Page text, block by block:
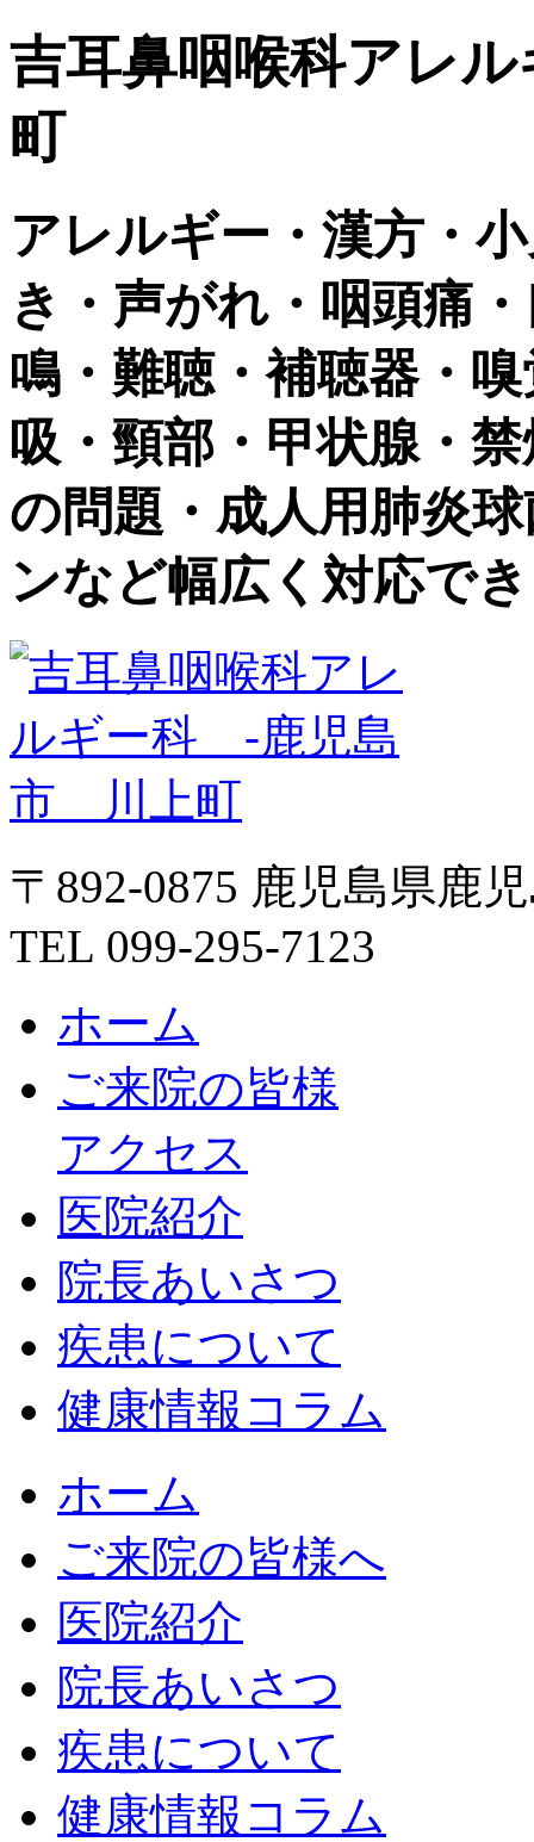
吉耳鼻咽喉科アレ
町
アレルギー・漢方・
き・声がれ・咽頭痛
鳴・難聴・補聴器・
吸・頸部・甲状腺・
の問題・成人用肺炎
ンなど幅広く対応で
〒892-0875 鹿児島県鹿
TEL 099-295-7123
ホーム
ご来院の皆様
アクセス
医院紹介
院長あいさつ
疾患について
健康情報コラム
ホーム
ご来院の皆様へ
医院紹介
院長あいさつ
疾患について
健康情報コラム